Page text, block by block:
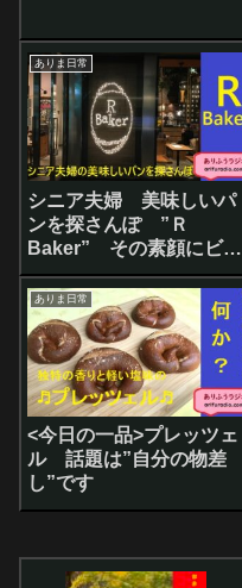
ありま日常
シニア夫婦 美味しいパ
ンを探さんぽ ”Ｒ
Baker” その素顔にビッ
クリポン
ありま日常
<今日の一品>プレッツェ
ル 話題は”自分の物差
し”です